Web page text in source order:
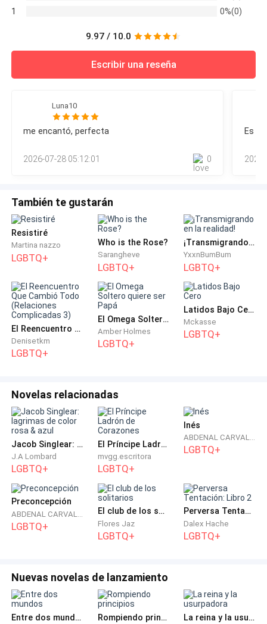
1
0%(0)
9.97 / 10.0
Escribir una reseña
Luna10
me encantó, perfecta
2026-07-28 05:12:01 0
Es la
También te gustarán
Resistiré
Martina nazzo
LGBTQ+
Who is the Rose?
Sarangheve
LGBTQ+
¡Transmigrando en la realidad!
YxxnBumBum
LGBTQ+
El Reencuentro Que Cambió Todo (Relaciones Complicadas 3)
Denisetkm
LGBTQ+
El Omega Soltero quiere ser Papá
Amber Holmes
LGBTQ+
Latidos Bajo Cero
Mckasse
LGBTQ+
Novelas relacionadas
Jacob Singlear: lagrimas de color rosa & azul
J.A Lombard
LGBTQ+
El Príncipe Ladrón de Corazones
mvgg.escritora
LGBTQ+
Inés
ABDENAL CARVALHO
LGBTQ+
Preconcepción
LGBTQ+
El club de los solitarios
Flores Jaz
LGBTQ+
Perversa Tentación: Libro 2
Dalex Hache
LGBTQ+
Nuevas novelas de lanzamiento
Entre dos mundos Rompiendo principios La reina y la usurpadora